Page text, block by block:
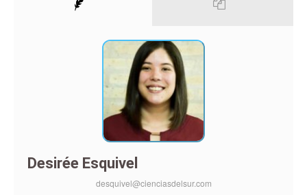
Desirée Esquivel
desquivel@cienciasdelsur.com